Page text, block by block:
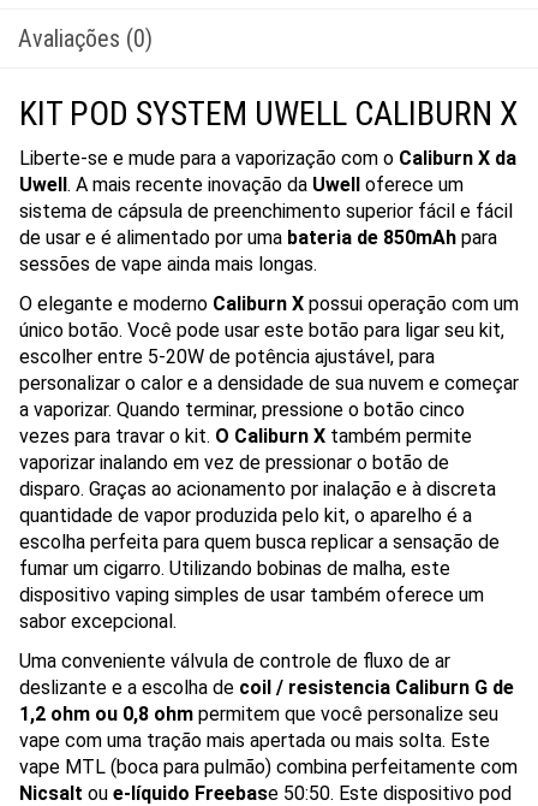
Avaliações (0)
KIT POD SYSTEM UWELL CALIBURN X
Liberte-se e mude para a vaporização com o Caliburn X da
Uwell. A mais recente inovação da Uwell oferece um
sistema de cápsula de preenchimento superior fácil e fácil
de usar e é alimentado por uma bateria de 850mAh para
sessões de vape ainda mais longas.
O elegante e moderno Caliburn X possui operação com um
único botão. Você pode usar este botão para ligar seu kit,
escolher entre 5-20W de potência ajustável, para
personalizar o calor e a densidade de sua nuvem e começar
a vaporizar. Quando terminar, pressione o botão cinco
vezes para travar o kit. O Caliburn X também permite
vaporizar inalando em vez de pressionar o botão de
disparo. Graças ao acionamento por inalação e à discreta
quantidade de vapor produzida pelo kit, o aparelho é a
escolha perfeita para quem busca replicar a sensação de
fumar um cigarro. Utilizando bobinas de malha, este
dispositivo vaping simples de usar também oferece um
sabor excepcional.
Uma conveniente válvula de controle de fluxo de ar
deslizante e a escolha de coil / resistencia Caliburn G de
1,2 ohm ou 0,8 ohm permitem que você personalize seu
vape com uma tração mais apertada ou mais solta. Este
vape MTL (boca para pulmão) combina perfeitamente com
Nicsalt ou e-líquido Freebase 50:50. Este dispositivo pod